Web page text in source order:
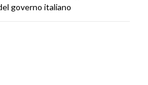
governo italiano